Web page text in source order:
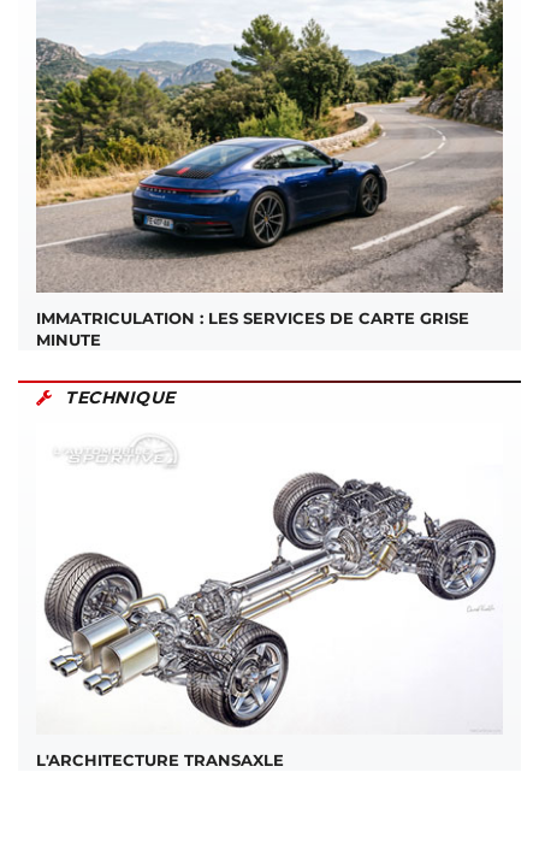
IMMATRICULATION : LES SERVICES DE CARTE GRISE
MINUTE
TECHNIQUE
L'ARCHITECTURE TRANSAXLE